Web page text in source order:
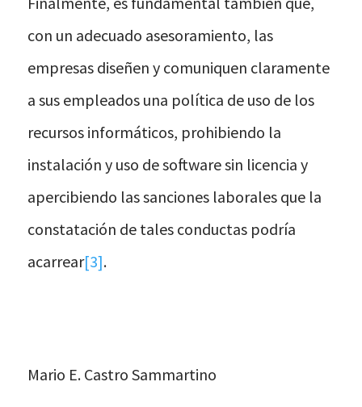
con un adecuado asesoramiento, las
empresas diseñen y comuniquen claramente
a sus empleados una política de uso de los
recursos informáticos, prohibiendo la
instalación y uso de software sin licencia y
apercibiendo las sanciones laborales que la
constatación de tales conductas podría
acarrear[3].
Mario E. Castro Sammartino